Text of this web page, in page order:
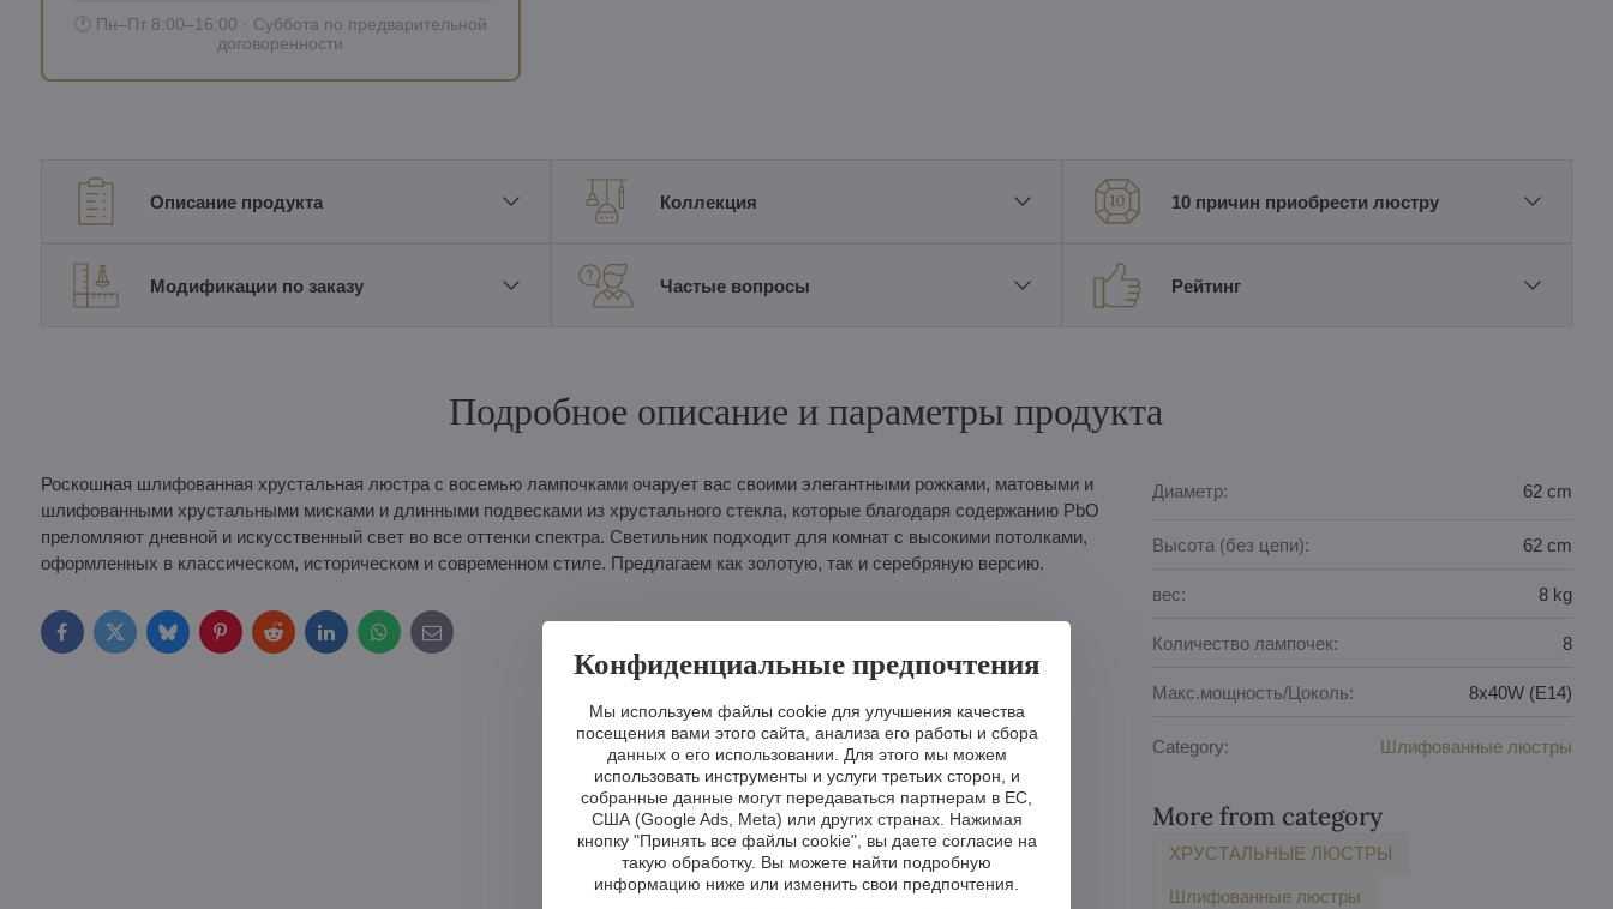
🕐 Пн–Пт 8:00–16:00 · Суббота по предварительной
договоренности
Описание продукта Коллекция 10 причин приобрести люстру
Модификации по заказу Частые вопросы Рейтинг
Подробное описание и параметры продукта
Роскошная шлифованная хрустальная люстра с восемью лампочками очарует вас своими элегантными рожками, матовыми и
шлифованными хрустальными мисками и длинными подвесками из хрустального стекла, которые благодаря содержанию PbO
преломляют дневной и искусственный свет во все оттенки спектра. Светильник подходит для комнат с высокими потолками,
оформленных в классическом, историческом и современном стиле. Предлагаем как золотую, так и серебряную версию.
FacebookTwitterBlueskyPinterestRedditLinkedInWhatsApp
E-
mail
Диаметр: 62 cm
Высота (без цепи): 62 cm
вес: 8 kg
Количество лампочек: 8
Макс.мощность/Цоколь: 8x40W (E14)
Category: Шлифованные люстры
More from category
ХРУСТАЛЬНЫЕ ЛЮСТРЫ
Шлифованные люстры
Конфиденциальные предпочтения
Мы используем файлы cookie для улучшения качества
посещения вами этого сайта, анализа его работы и сбора
данных о его использовании. Для этого мы можем
использовать инструменты и услуги третьих сторон, и
собранные данные могут передаваться партнерам в ЕС,
США (Google Ads, Meta) или других странах. Нажимая
кнопку "Принять все файлы cookie", вы даете согласие на
такую обработку. Вы можете найти подробную
информацию ниже или изменить свои предпочтения.